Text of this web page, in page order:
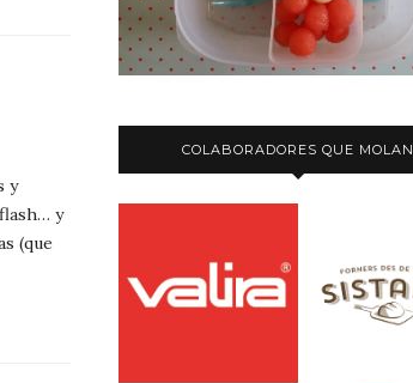
y
y
(que
COLABORADORES QUE MOLAN